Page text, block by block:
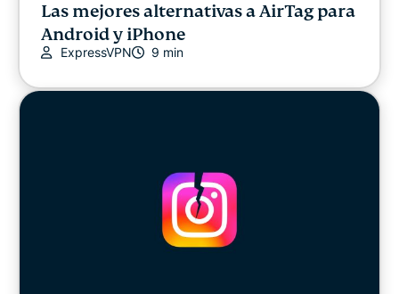
Las mejores alternativas a AirTag para
Android y iPhone
ExpressVPN 9 min